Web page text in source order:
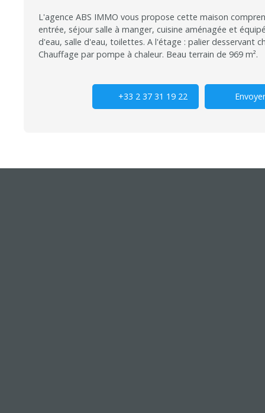
L'agence ABS IMMO vous propose cette maison
entrée, séjour salle à manger, cuisine aménagée et
d'eau, salle d'eau, toilettes. A l'étage : palier desservant
Chauffage par pompe à chaleur. Beau terrain de 969 m².
+33 2 37 31 19 22